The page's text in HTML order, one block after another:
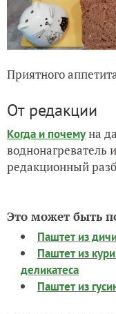
Приятного
От редакции
Когда и почемуна
воднонагреватель и
редакционный
Это может быть
Паштет из
Паштет из
деликатеса
Паштет из